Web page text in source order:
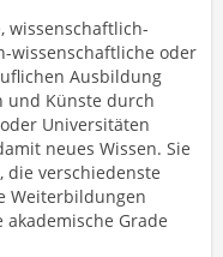
wissenschaftlich-
wissenschaftliche oder
Ausbildung
und Künste durch
Universitäten
neues Wissen. Sie
verschiedenste
Weiterbildungen
Grade